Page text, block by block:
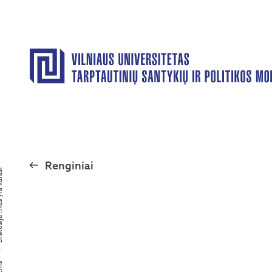
Renginiai